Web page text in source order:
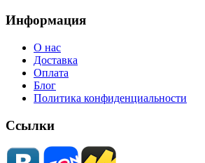
Информация
О нас
Доставка
Оплата
Блог
Политика конфиденциальности
Ссылки